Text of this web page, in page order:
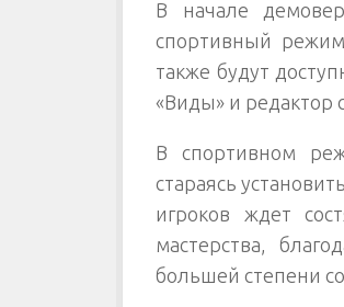
В начале
спортивный
также будут
«Виды» и редактор
В спортивном
стараясь
игроков ждет
мастерства,
большей степени